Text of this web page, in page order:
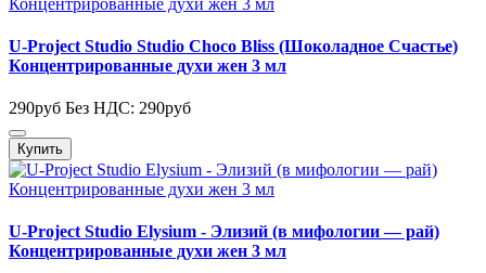
U-Project Studio Studio Choco Bliss (Шоколадное Счастье)
Концентрированные духи жен 3 мл
290руб Без НДС: 290руб
Купить
U-Project Studio Elysium - Элизий (в мифологии — рай)
Концентрированные духи жен 3 мл